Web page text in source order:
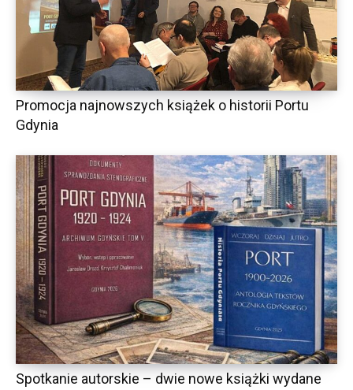
Promocja najnowszych książek o historii Portu
Gdynia
Spotkanie autorskie – dwie nowe książki wydane